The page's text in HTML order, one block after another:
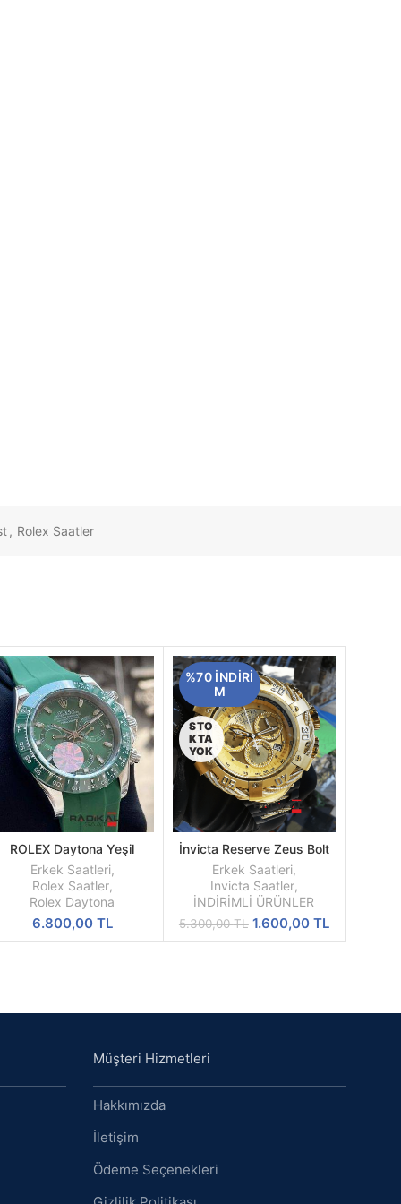
, Rolex Saatler
SEPETE
EKLE
ROLEX Daytona Yeşil
Kadran Silikon Kordon
Erkek Saatleri,
Rolex Saatler,
Rolex Daytona
6.800,00 TL
%70 INDIRI
M
STO
KTA
YOK
DEVAMINI
OKU
İnvicta Reserve Zeus Bolt
Sarı Kadran Replika Erkek
Kol Saati
Erkek Saatleri,
Invicta Saatler,
İNDİRİMLİ ÜRÜNLER
5.300,00TL Orijinal
fiyat:
1.600,00 TLŞu
andaki
Müşteri Hizmetleri
Hakkımızda
İletişim
Ödeme Seçenekleri